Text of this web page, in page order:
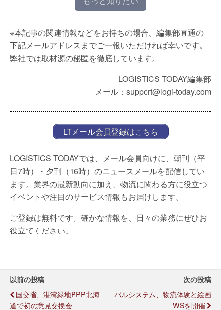
※本記事の関連情報などをお持ちの場合、編集部直通の
下記メールアドレスまでご一報いただければ幸いです。
弊社では取材源の秘匿を徹底しています。
LOGISTICS TODAY編集部
メール：support@logi-today.com
LTメール会員登録はこちら
LOGISTICS TODAYでは、メール会員向けに、朝刊（平
日7時）・夕刊（16時）のニュースメールを配信してい
ます。業界の最新動向に加え、物流に関わる方に役立つ
イベントや注目のサービス情報もお届けします。
ご登録は無料です。確かな情報を、日々の業務にぜひお
役立てください。
以前の投稿
国交省、港湾緑地PPP北海
道で初の意見交換会
次の投稿
パルシステム、物流体験と絵画
WSを開催